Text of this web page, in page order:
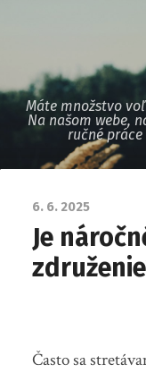
Máte množstvo
Na našom webe,
ručné
6. 6. 2025
Je
Často sa